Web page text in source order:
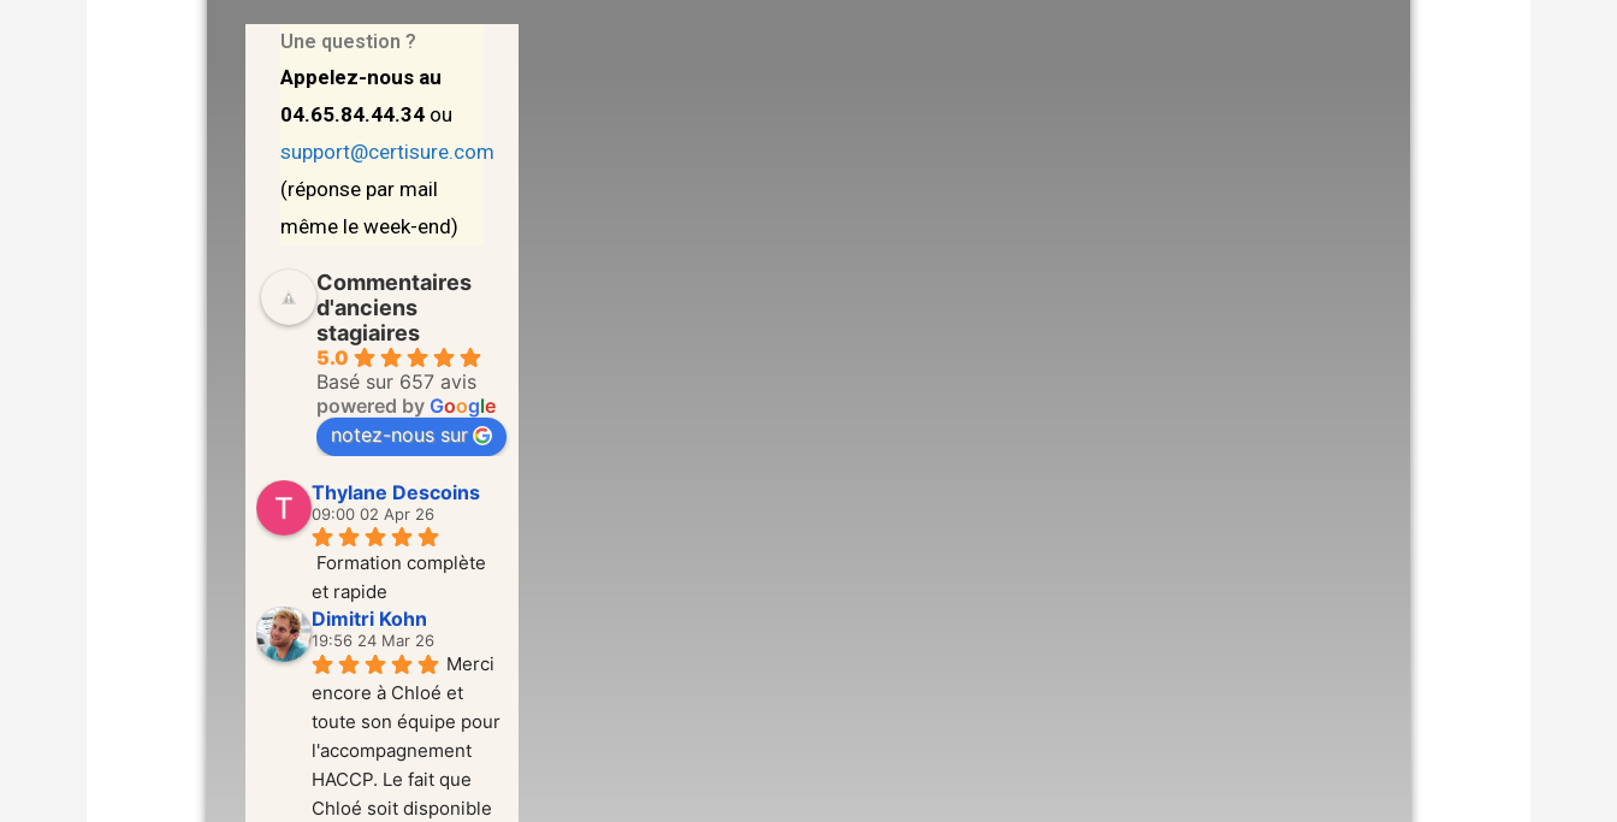
Une question ?
Appelez-nous au
04.65.84.44.34 ou
support@certisure.com
(réponse par mail
même le week-end)
Commentaires
d'anciens
stagiaires
5.0
Basé sur 657 avis
powered by Google
notez-nous sur
Thylane Descoins
09:00 02 Apr 26
Formation complète
et rapide
Dimitri Kohn
19:56 24 Mar 26
Merci
encore à Chloé et
toute son équipe pour
l'accompagnement
HACCP. Le fait que
Chloé soit disponible